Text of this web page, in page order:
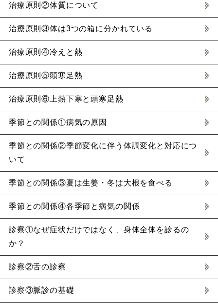
治療原則②体質について
治療原則③体は3つの箱に分かれている
治療原則④冷えと熱
治療原則⑤頭寒足熱
治療原則⑥上熱下寒と頭寒足熱
季節との関係①病気の原因
季節との関係②季節変化に伴う体調変化と対応につ
いて
季節との関係③夏は生姜・冬は大根を食べる
季節との関係④各季節と病気の関係
診察①なぜ症状だけではなく、身体全体を診るの
か？
診察②舌の診察
診察③脈診の基礎